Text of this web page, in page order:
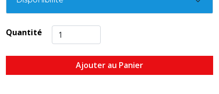
Quantité
Ajouter au Panier